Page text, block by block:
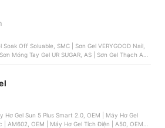
Soak Off Soluable, SMC | Sơn Gel VERYGOOD Nail,
Móng Tay Gel UR SUGAR, AS | Sơn Gel Thạch AS,
Hơ Gel Sun 5 Plus Smart 2.0, OEM | Máy Hơ Gel
| AM602, OEM | Máy Hơ Gel Tích Điện | A50, OEM |